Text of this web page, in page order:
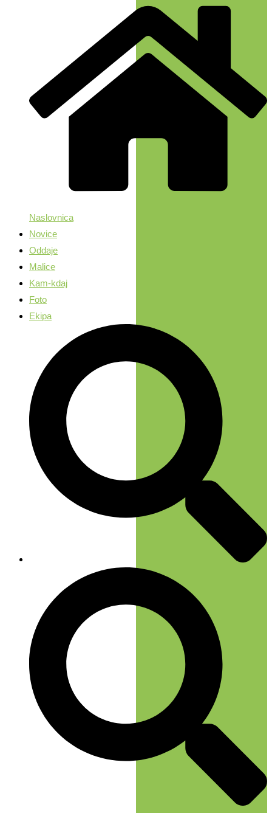
Naslovnica
Novice
Oddaje
Malice
Kam-kdaj
Foto
Ekipa